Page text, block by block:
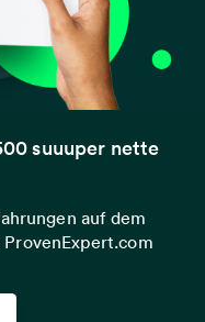
suuuper nette
auf dem